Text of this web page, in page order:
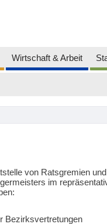
Wirtschaft & Arbeit
von Ratsgremien
im
Bezirksvertretungen